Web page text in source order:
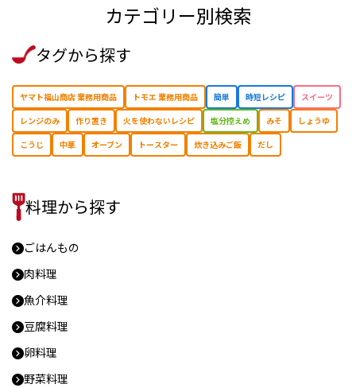
カテゴリー別検索
タグから探す
ヤマト福山商店 業務用商品 トモエ 業務用商品 簡単 時短レシピ
スイーツ
レンジのみ
作り置き ⽕を使わないレシピ 塩分控えめ みそ
しょうゆ
こうじ
中華 オーブン トースター 炊き込みご飯 だし
料理から探す
ごはんもの
肉料理
魚介料理
豆腐料理
卵料理
野菜料理